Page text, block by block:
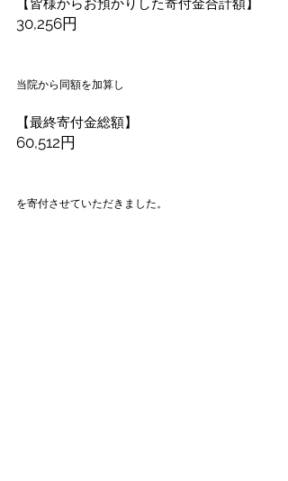
【皆様からお預かりした寄付金合計額】
30,256円
当院から同額を加算し
【最終寄付金総額】
60,512円
を寄付させていただきました。